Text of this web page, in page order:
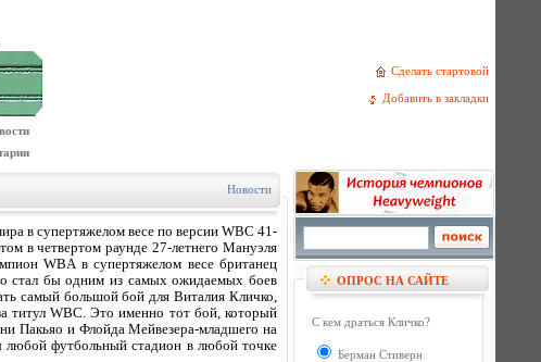
Сделать стартовой
Добавить в закладки
Новости
в супертяжелом весе по версии WBC 41-
в четвертом раунде 27-летнего Мануэля
WBA в супертяжелом весе британец
стал бы одним из самых ожидаемых боев
самый большой бой для Виталия Кличко,
WBC. Это именно тот бой, который
Пакьяо и Флойда Мейвезера-младшего на
футбольный стадион в любой точке
ОПРОС НА САЙТЕ
С кем драться Кличко?
Берман Стиверн